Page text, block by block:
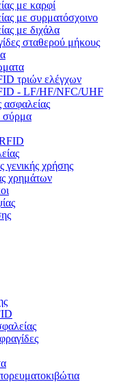
με καρφί
με συρματόσχοινο
με διχάλα
σταθερού μήκους
τριών ελέγχων
- LF/HF/NFC/UHF
ασφαλείας
σύρμα
γενικής χρήσης
χρημάτων